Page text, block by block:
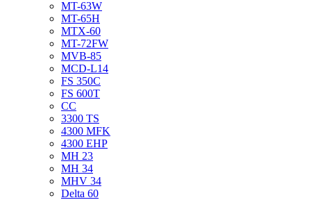
MT-63W
MT-65H
MTX-60
MT-72FW
MVB-85
MCD-L14
FS 350C
FS 600T
CC
3300 TS
4300 MFK
4300 EHP
MH 23
MH 34
MHV 34
Delta 60